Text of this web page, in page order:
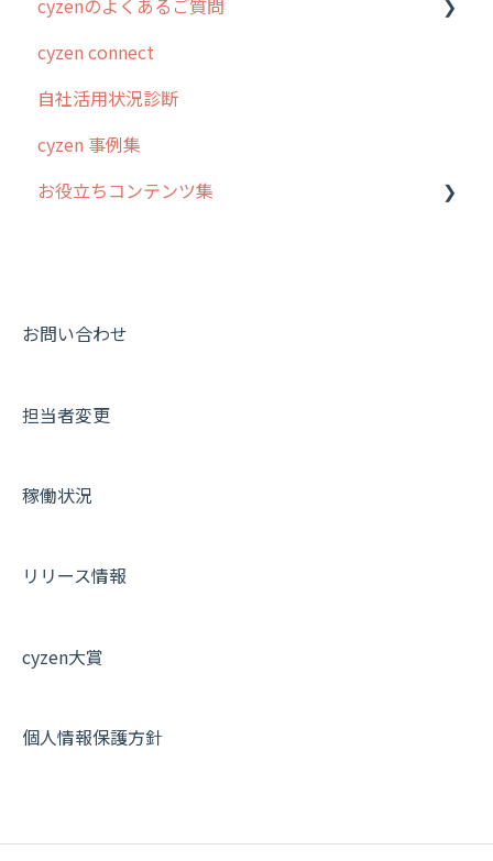
はじめに
スポット・ステータス関連オプション
交通費自動計算
安全走行支援
写真管理・高画質化
その他オプション
契約・その他
cyzenのよくあるご質問
ログインについて
グループ・ユーザーについて
GPS・位置情報 について
ルート自動記録 について
報告書について
メンバー画面について
その他よくある質問
cyzen connect
自社活用状況診断
cyzen 事例集
お役立ちコンテンツ集
動画集：共通
お問い合わせ
担当者変更
稼働状況
リリース情報
cyzen大賞
個人情報保護方針